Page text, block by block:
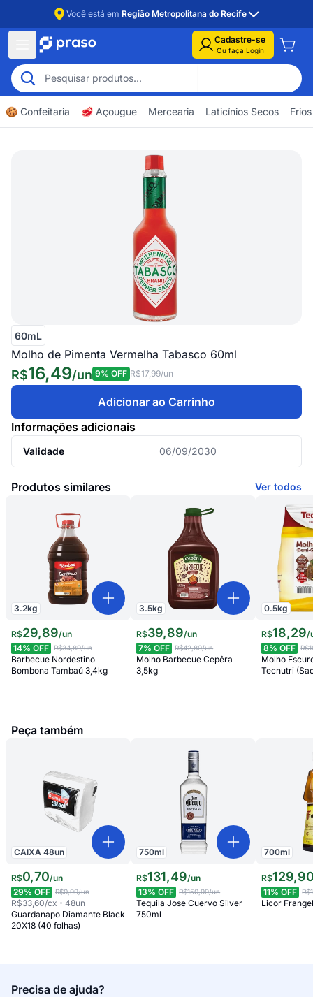
Você está em Região Metropolitana do Recife
Cadastre-se
Ou faça Login
🍪 Confeitaria 🥩 Açougue Mercearia Laticínios Secos
Informações adicionais
Validade 06/09/2030
60mL
Molho de Pimenta Vermelha Tabasco 60ml
R$16,49/un 9% OFF R$17,99/un
Adicionar ao Carrinho
Produtos similares Ver todos
3.2kg
R$29,89/un
14% OFF R$34,89/un
Barbecue Nordestino
Bombona Tambaú 3,4kg
3.5kg
R$39,89/un
7% OFF R$42,89/un
Molho Barbecue Cepêra
3,5kg
0.5kg
R$18,29/
8% OFF
Molho
Tecnutri
Peça também
CAIXA 48un
R$0,70/un
29% OFF R$0,99/un
R$33,60/cx 48un
Guardanapo Diamante Black
20X18 (40 folhas)
750ml
R$131,49/un
13% OFF R$150,99/un
Tequila Jose Cuervo Silver
750ml
700ml
R$129,
11% OFF
Licor
Precisa de ajuda?